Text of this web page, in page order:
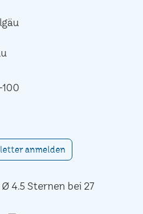
anmelden
4.5 Sternen bei 27